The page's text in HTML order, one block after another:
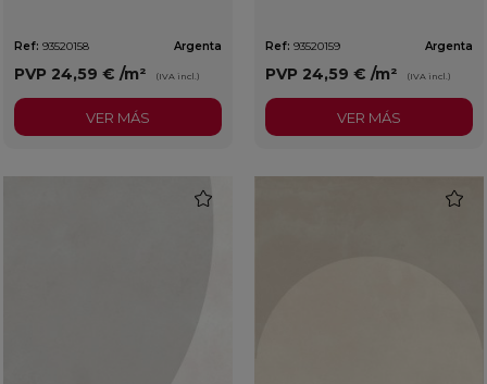
Ref: 93520158 Argenta
PVP 24,59 € /m² (IVA incl.)
VER MÁS
Ref: 93520159 Argenta
PVP 24,59 € /m² (IVA incl.)
VER MÁS